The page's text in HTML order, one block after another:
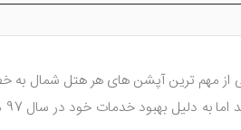
یکی از مهم ترین آپشن های هر هتل شمال